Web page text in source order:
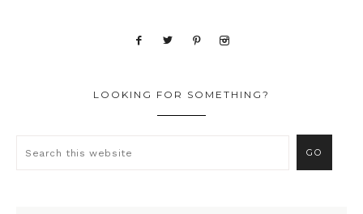
LOOKING FOR SOMETHING?